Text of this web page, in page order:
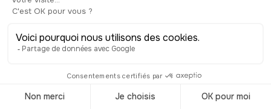
complet baignade
2026